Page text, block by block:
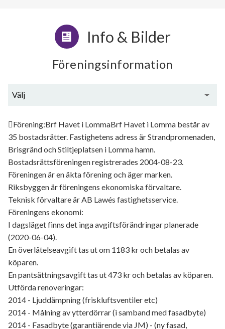
Info & Bilder
Föreningsinformation
Välj
Förening:Brf Havet i LommaBrf Havet i Lomma består av
35 bostadsrätter. Fastighetens adress är Strandpromenaden,
Brisgränd och Stiltjeplatsen i Lomma hamn.
Bostadsrättsföreningen registrerades 2004-08-23.
Föreningen är en äkta förening och äger marken.
Riksbyggen är föreningens ekonomiska förvaltare.
Teknisk förvaltare är AB Lawés fastighetsservice.
Föreningens ekonomi:
I dagsläget finns det inga avgiftsförändringar planerade
(2020-06-04).
En överlåtelseavgift tas ut om 1183 kr och betalas av
köparen.
En pantsättningsavgift tas ut 473 kr och betalas av köparen.
Utförda renoveringar:
2014 - Ljuddämpning (friskluftsventiler etc)
2014 - Målning av ytterdörrar (i samband med fasadbyte)
2014 - Fasadbyte (garantiärende via JM) - (ny fasad,